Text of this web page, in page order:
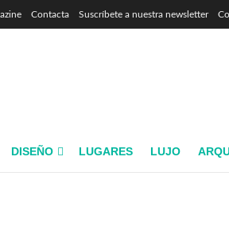
Contacta Suscríbete a nuestra newsletter
DISEÑO LUGARES LUJO